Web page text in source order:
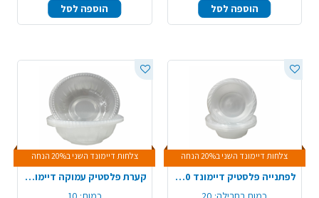
הוספה לסל
הוספה לסל
צלחות דיימונד השני ב20% הנחה
לפתנייה פלסטיק דיימונד 20 יח' - שקןף
צלחות דיימונד השני ב20% הנחה
קערת פלסטיק עמוקה דיימונד 10 יח' - שקוף